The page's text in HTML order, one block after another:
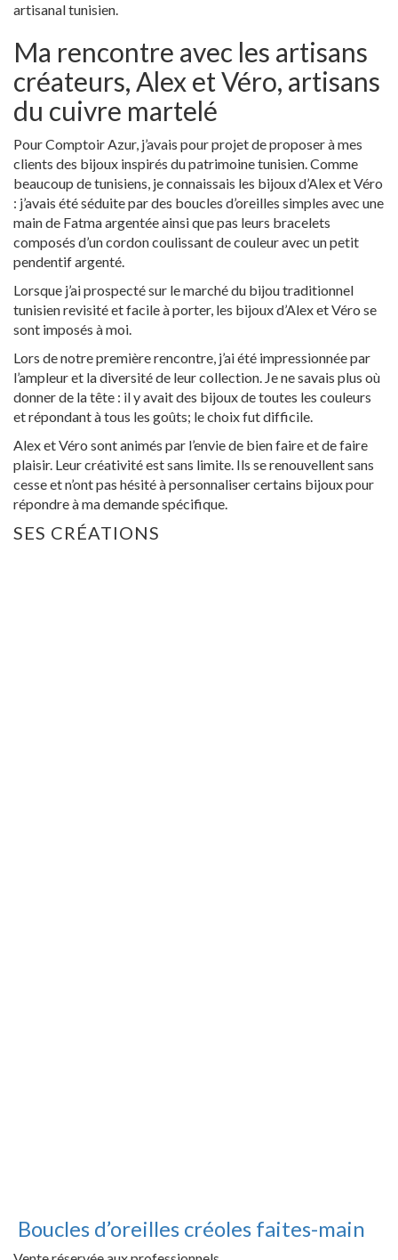
artisanal tunisien.
Ma rencontre avec les artisans
créateurs, Alex et Véro, artisans
du cuivre martelé
Pour Comptoir Azur, j’avais pour projet de proposer à mes
clients des bijoux inspirés du patrimoine tunisien. Comme
beaucoup de tunisiens, je connaissais les bijoux d’Alex et Véro
: j’avais été séduite par des boucles d’oreilles simples avec une
main de Fatma argentée ainsi que pas leurs bracelets
composés d’un cordon coulissant de couleur avec un petit
pendentif argenté.
Lorsque j’ai prospecté sur le marché du bijou traditionnel
tunisien revisité et facile à porter, les bijoux d’Alex et Véro se
sont imposés à moi.
Lors de notre première rencontre, j’ai été impressionnée par
l’ampleur et la diversité de leur collection. Je ne savais plus où
donner de la tête : il y avait des bijoux de toutes les couleurs
et répondant à tous les goûts; le choix fut difficile.
Alex et Véro sont animés par l’envie de bien faire et de faire
plaisir. Leur créativité est sans limite. Ils se renouvellent sans
cesse et n’ont pas hésité à personnaliser certains bijoux pour
répondre à ma demande spécifique.
SES CRÉATIONS
Boucles d’oreilles créoles faites-main